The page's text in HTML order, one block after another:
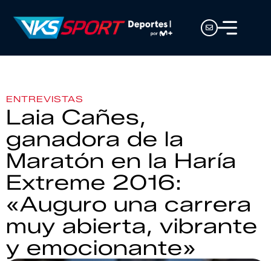
ENTREVISTAS
Laia Cañes,
ganadora de la
Maratón en la Haría
Extreme 2016:
«Auguro una carrera
muy abierta, vibrante
y emocionante»